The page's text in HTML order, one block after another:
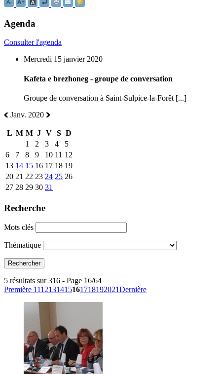
Agenda
Consulter l'agenda
Mercredi 15 janvier 2020
Kafeta e brezhoneg - groupe de conversation
Groupe de conversation à Saint-Sulpice-la-Forêt [...]
Janv. 2020
L M M J V S D
1
2 3 4
5
6
7 8 9 10 11 12
13 14 15 16 17 18 19
20 21 22 23 24 25 26
27 28 29 30 31
Recherche
Mots clés
Thématique
5 résultats sur 316 - Page 16/64
Première 1112131415161718192021Dernière